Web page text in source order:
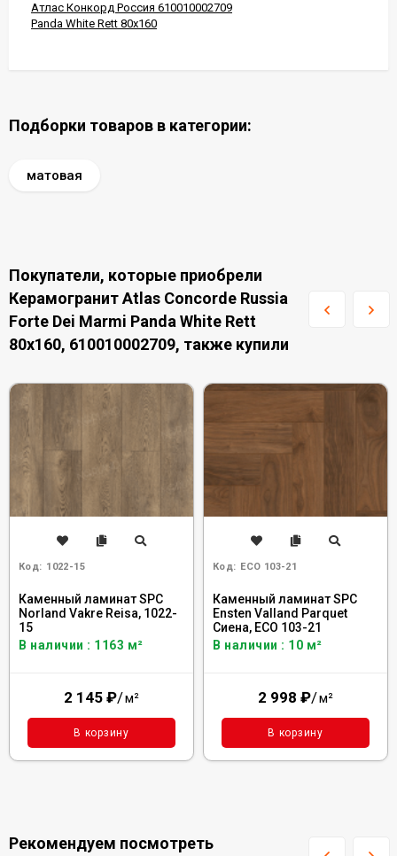
Атлас Конкорд Россия 610010002709
Panda White Rett 80x160
Подборки товаров в категории:
матовая
Покупатели, которые приобрели
Керамогранит Atlas Concorde Russia
Forte Dei Marmi Panda White Rett
80x160, 610010002709, также купили
Код: 1022-15
Каменный ламинат SPC
Norland Vakre Reisa, 1022-
15
В наличии : 1163 м²
2 145 ₽/м²
В корзину
Код: ECO 103-21
Каменный ламинат SPC
Ensten Valland Parquet
Сиена, ECO 103-21
В наличии : 10 м²
2 998 ₽/м²
В корзину
Рекомендуем посмотреть